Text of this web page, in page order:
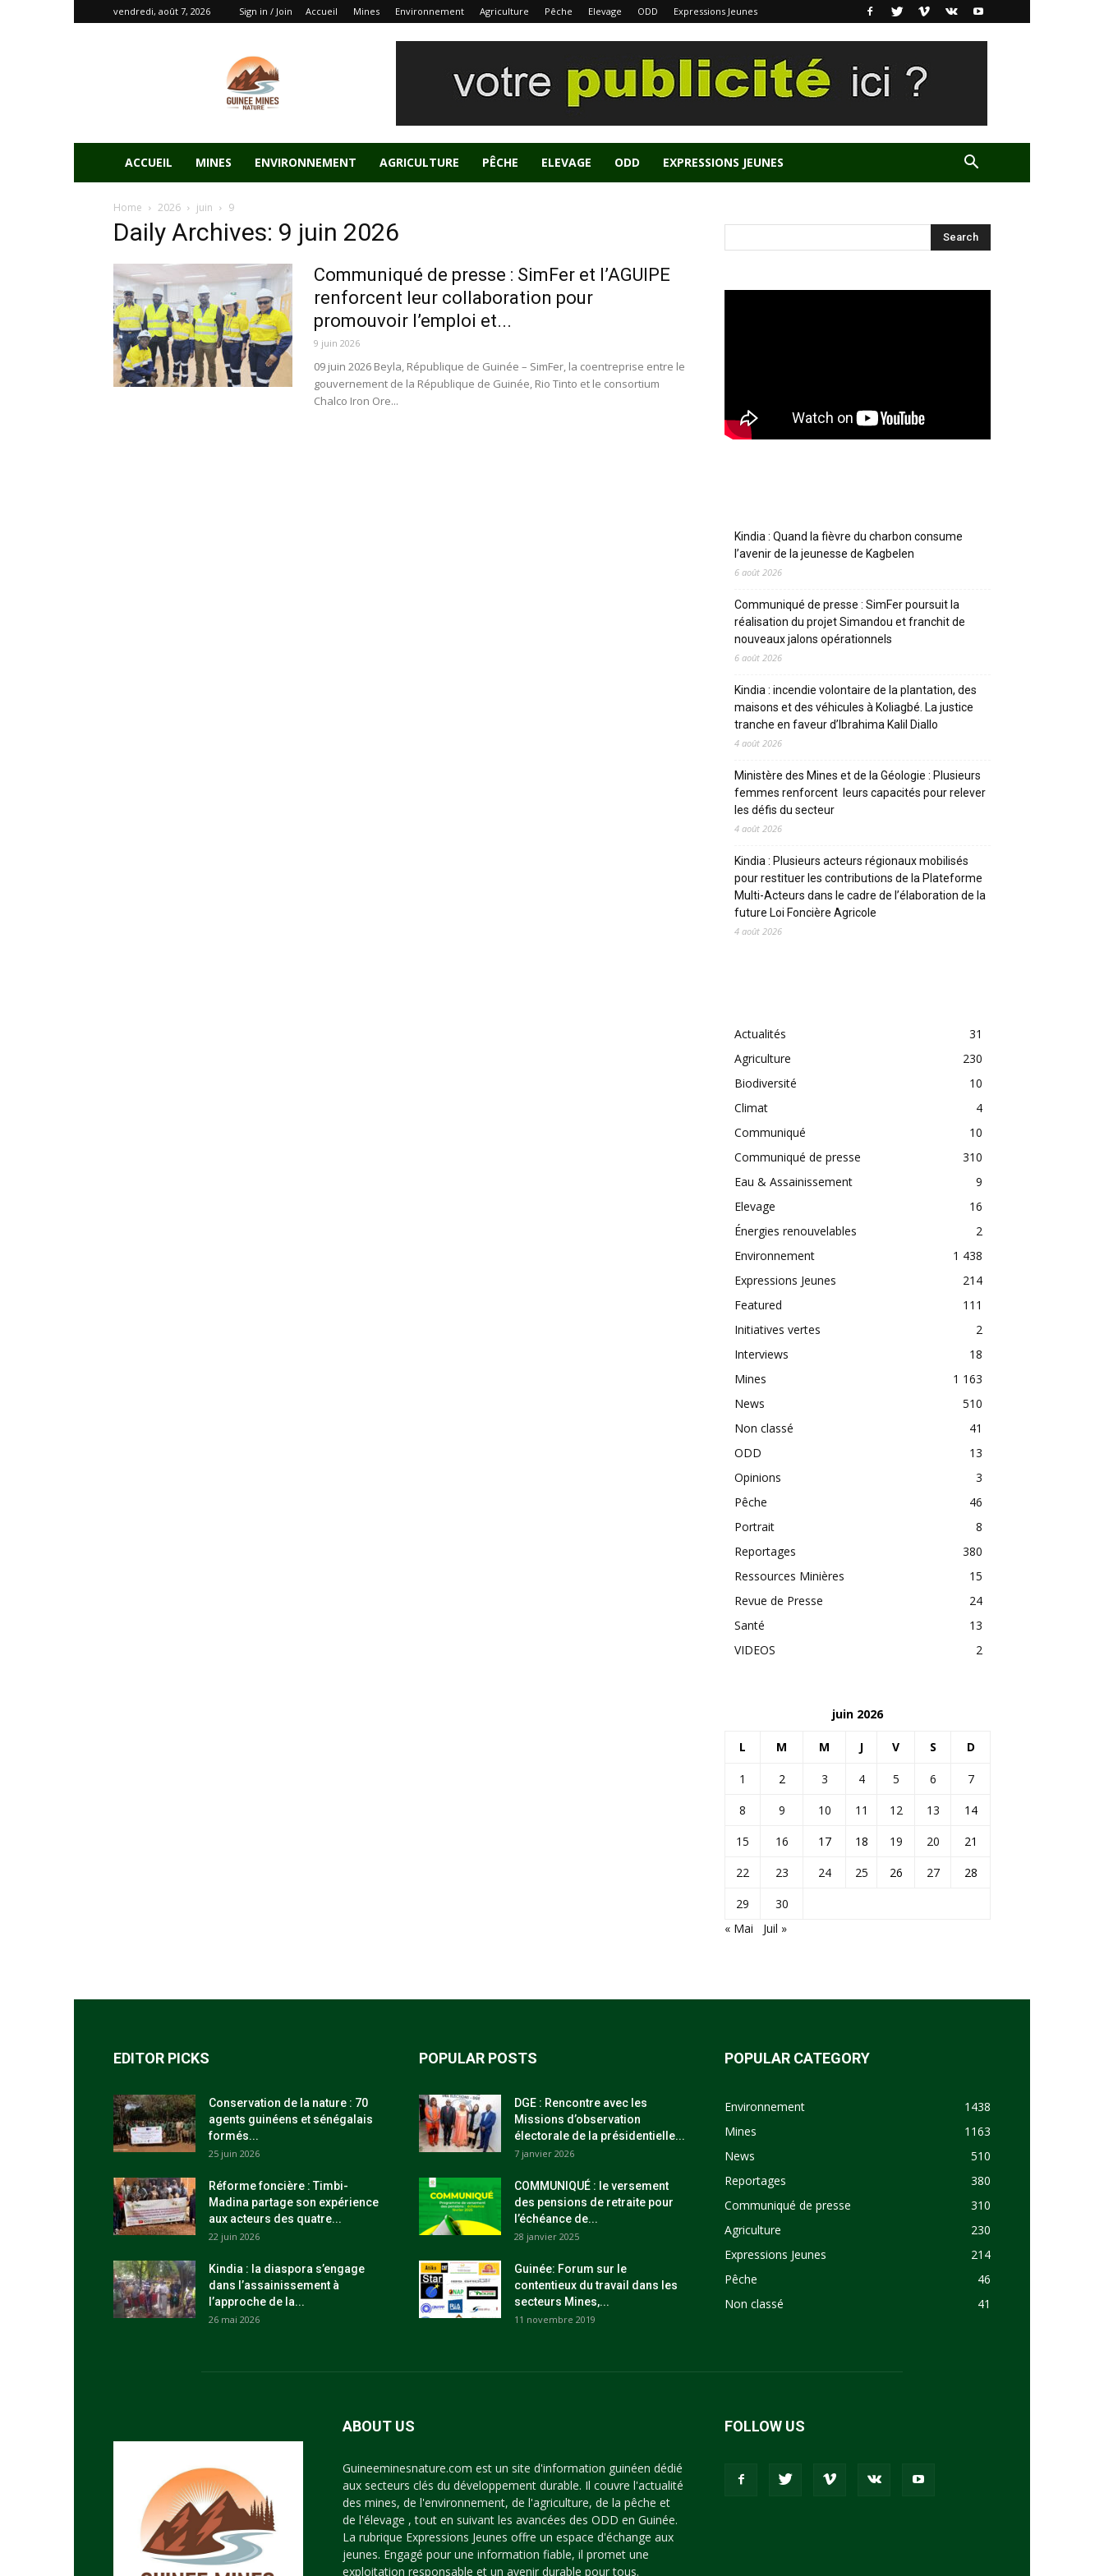
vendredi, août 7, 2026 Sign in / Join Accueil Mines Environnement Agriculture Pêche Elevage ODD Expressions Jeunes
ACCUEIL MINES ENVIRONNEMENT AGRICULTURE PÊCHE ELEVAGE ODD EXPRESSIONS JEUNES
Home 2026 juin 9
Daily Archives: 9 juin 2026
Communiqué de presse : SimFer et l’AGUIPE
renforcent leur collaboration pour
promouvoir l’emploi et...
9 juin 2026
09 juin 2026 Beyla, République de Guinée – SimFer, la coentreprise entre le
gouvernement de la République de Guinée, Rio Tinto et le consortium
Chalco Iron Ore...
Kindia : Quand la fièvre du charbon consume
l’avenir de la jeunesse de Kagbelen
6 août 2026
Communiqué de presse : SimFer poursuit la
réalisation du projet Simandou et franchit de
nouveaux jalons opérationnels
6 août 2026
Kindia : incendie volontaire de la plantation, des
maisons et des véhicules à Koliagbé. La justice
tranche en faveur d’Ibrahima Kalil Diallo
4 août 2026
Ministère des Mines et de la Géologie : Plusieurs
femmes renforcent leurs capacités pour relever
les défis du secteur
4 août 2026
Kindia : Plusieurs acteurs régionaux mobilisés
pour restituer les contributions de la Plateforme
Multi-Acteurs dans le cadre de l’élaboration de la
future Loi Foncière Agricole
4 août 2026
Actualités
31
Agriculture
230
Biodiversité
10
Climat
4
Communiqué
10
Communiqué de presse
310
Eau & Assainissement
9
Elevage
16
Énergies renouvelables
2
Environnement
1 438
Expressions Jeunes
214
Featured
111
Initiatives vertes
2
Interviews
18
Mines
1 163
News
510
Non classé
41
ODD
13
Opinions
3
Pêche
46
Portrait
8
Reportages
380
Ressources Minières
15
Revue de Presse
24
Santé
13
VIDEOS
2
juin 2026
L M M J V S D
1 2 3 4 5 6
7
8
9 10 11 12 13
14
15
16 17 18 19 20
21
22
23 24 25 26 27
28
29
30
« Mai
Juil »
EDITOR PICKS
Conservation de la nature : 70
agents guinéens et sénégalais
formés...
25 juin 2026
Réforme foncière : Timbi-
Madina partage son expérience
aux acteurs des quatre...
22 juin 2026
Kindia : la diaspora s’engage
dans l’assainissement à
l’approche de la...
26 mai 2026
POPULAR POSTS
DGE : Rencontre avec les
Missions d’observation
électorale de la présidentielle...
7 janvier 2026
COMMUNIQUÉ : le versement
des pensions de retraite pour
l’échéance de...
28 janvier 2025
Guinée: Forum sur le
contentieux du travail dans les
secteurs Mines,...
11 novembre 2019
POPULAR CATEGORY
Environnement
1438
Mines
1163
News
510
Reportages
380
Communiqué de presse
310
Agriculture
230
Expressions Jeunes
214
Pêche
46
Non classé
41
ABOUT US
Guineeminesnature.com est un site d'information guinéen dédié
aux secteurs clés du développement durable. Il couvre l'actualité
des mines, de l'environnement, de l'agriculture, de la pêche et
de l'élevage , tout en suivant les avancées des ODD en Guinée.
La rubrique Expressions Jeunes offre un espace d'échange aux
jeunes. Engagé pour une information fiable, il promet une
exploitation responsable et un avenir durable pour tous.
FOLLOW US